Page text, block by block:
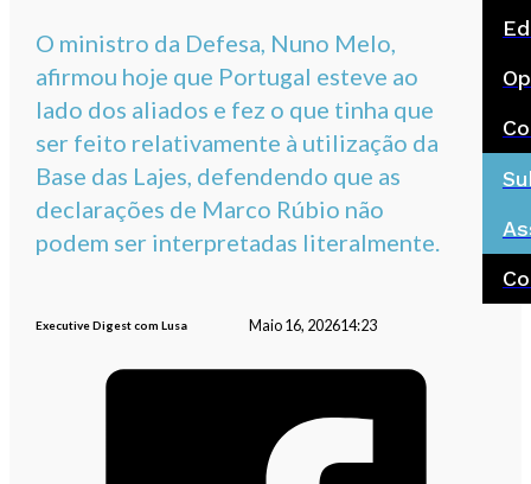
O ministro da Defesa, Nuno Melo,
afirmou hoje que Portugal esteve ao
lado dos aliados e fez o que tinha que
ser feito relativamente à utilização da
Base das Lajes, defendendo que as
declarações de Marco Rúbio não
podem ser interpretadas literalmente.
Executive Digest com Lusa Maio 16, 202614:23